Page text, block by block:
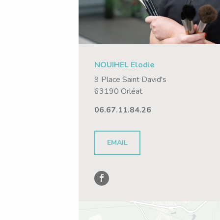
NOUIHEL Elodie
9 Place Saint David's
63190 Orléat
06.67.11.84.26
EMAIL